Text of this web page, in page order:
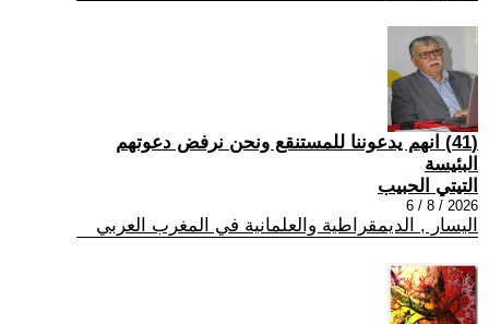
(41) انهم يدعوننا للمستنقع ونحن نرفض دعوتهم
البئيسة
التيتي الحبيب
2026 / 8 / 6
اليسار , الديمقراطية والعلمانية في المغرب العربي